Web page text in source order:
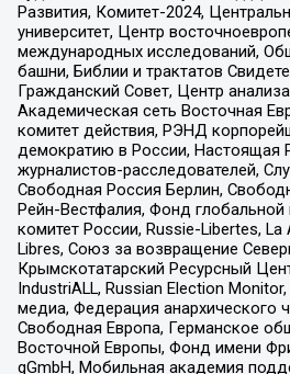
Развития, Комитет-2024,
университет, Центр
международных исследований,
башни, Библии и трактатов
Гражданский Совет, Центр
Академическая сеть Восточная
комитет действия, РЭНД
демократию в России, Настоящая
журналистов-расследователей,
Свободная Россия Берлин,
Рейн-Вестфалия, Фонд
комитет России, Russie-Libertes,
Libres, Союз за возвращение
Крымскотатарский Ресурсный
IndustriALL, Russian Election
медиа, Федерация анархического
Свободная Европа, Германское
Восточной Европы, Фонд имени
gGmbH, Мобильная академия